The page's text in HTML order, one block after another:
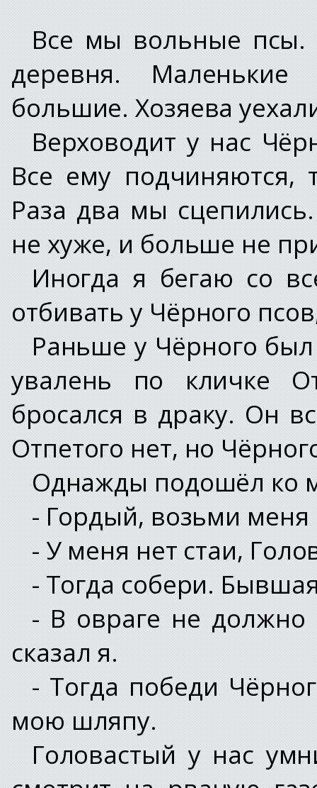
Все мы вольные псы.
деревня.
большие. Хозяева
Верховодит у нас
Все ему подчиняются,
Раза два мы
не хуже, и больше не
Иногда я бегаю со
отбивать у Чёрного
Раньше у Чёрного
увалень по кличке
бросался в драку. Он
Отпетого нет, но
Однажды подошёл ко
- Гордый, возьми меня
- У меня нет стаи,
- Тогда собери.
- В овраге не должно
сказал я.
- Тогда победи
мою шляпу.
Головастый у нас